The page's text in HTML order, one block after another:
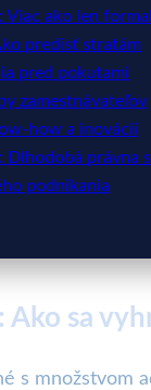
Viac ako len
predísť stratám
pred pokutami
zamestnávateľov
how a inovácií
Dlhodobá právna
podnikania
sa
s množstvom